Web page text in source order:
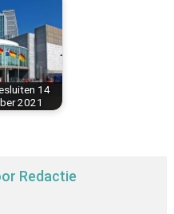
14
2021
Redactie